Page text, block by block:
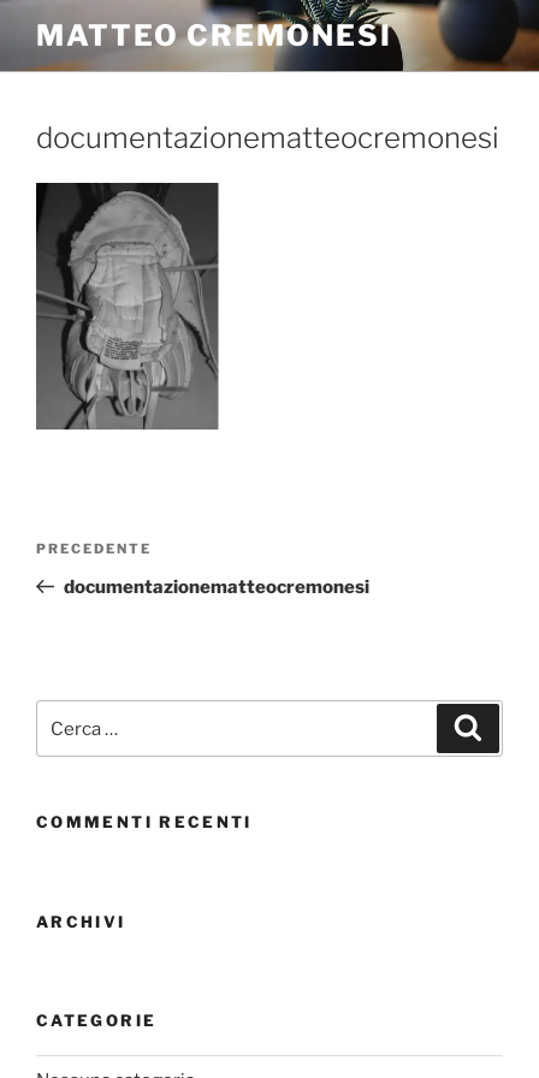
MATTEO CREMONESI
documentazionematteocremonesi
PRECEDENTE
documentazionematteocremonesi
COMMENTI RECENTI
ARCHIVI
CATEGORIE